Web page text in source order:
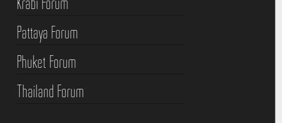
Pattaya Forum
Phuket Forum
Thailand Forum